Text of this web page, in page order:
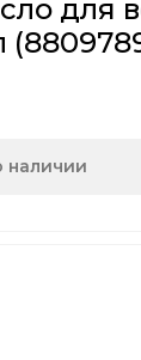
для
наличии